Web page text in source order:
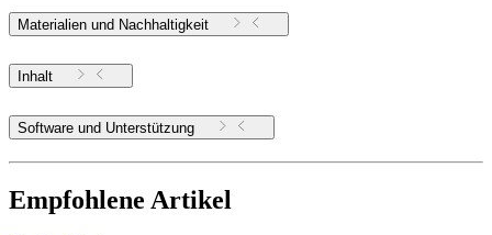
Materialien und Nachhaltigkeit
Inhalt
Software und Unterstützung
Empfohlene Artikel